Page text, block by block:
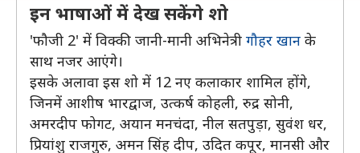
इन भाषाओं में देख सकेंगे शो
'फौजी 2' में विक्की जानी-मानी अभिनेत्री गौहर खान के
साथ नजर आएंगे।
इसके अलावा इस शो में 12 नए कलाकार शामिल होंगे,
जिनमें आशीष भारद्वाज, उत्कर्ष कोहली, रुद्र सोनी,
अमरदीप फोगट, अयान मनचंदा, नील सतपुड़ा, सुवंश धर,
प्रियांशु राजगुरु, अमन सिंह दीप, उदित कपूर, मानसी और